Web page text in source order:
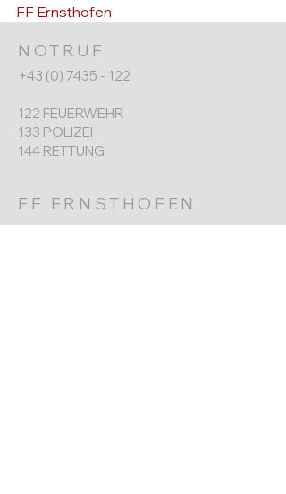
FF Ernsthofen
NOTRUF
+43 (0) 7435 - 122
122 FEUERWEHR
133 POLIZEI
144 RETTUNG
FF ERNSTHOFEN
+43 (0) 7435 8730